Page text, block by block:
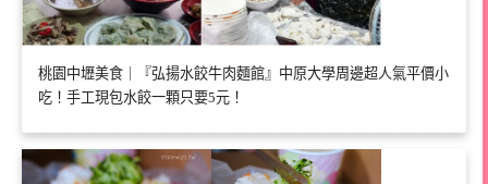
桃園中壢美食｜『弘揚水餃牛肉麵館』中原大學周邊超人氣平價小
吃！手工現包水餃一顆只要5元！